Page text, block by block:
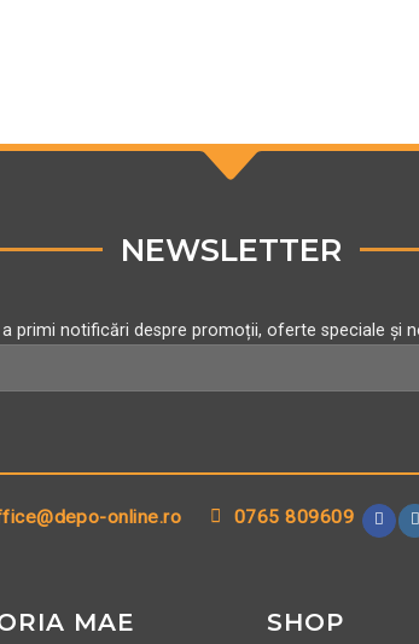
NEWSLETTER
primi notificări despre promoții, oferte speciale și
online.ro 0765 809609
MAE SHOP